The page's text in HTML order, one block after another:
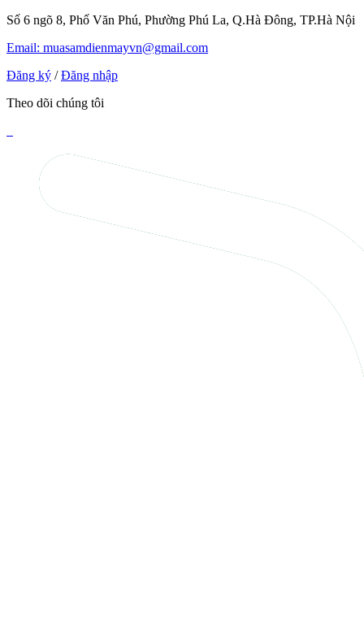
Số 6 ngõ 8, Phố Văn Phú, Phường Phú La, Q.Hà Đông, TP.Hà Nội
Email: muasamdienmayvn@gmail.com
Đăng ký / Đăng nhập
Theo dõi chúng tôi